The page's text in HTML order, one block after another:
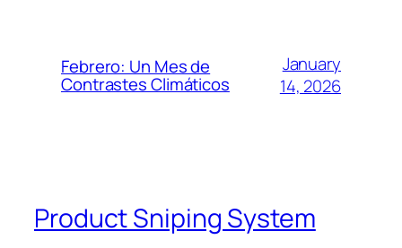
Febrero: Un Mes de
Contrastes Climáticos
January
14, 2026
Product Sniping System